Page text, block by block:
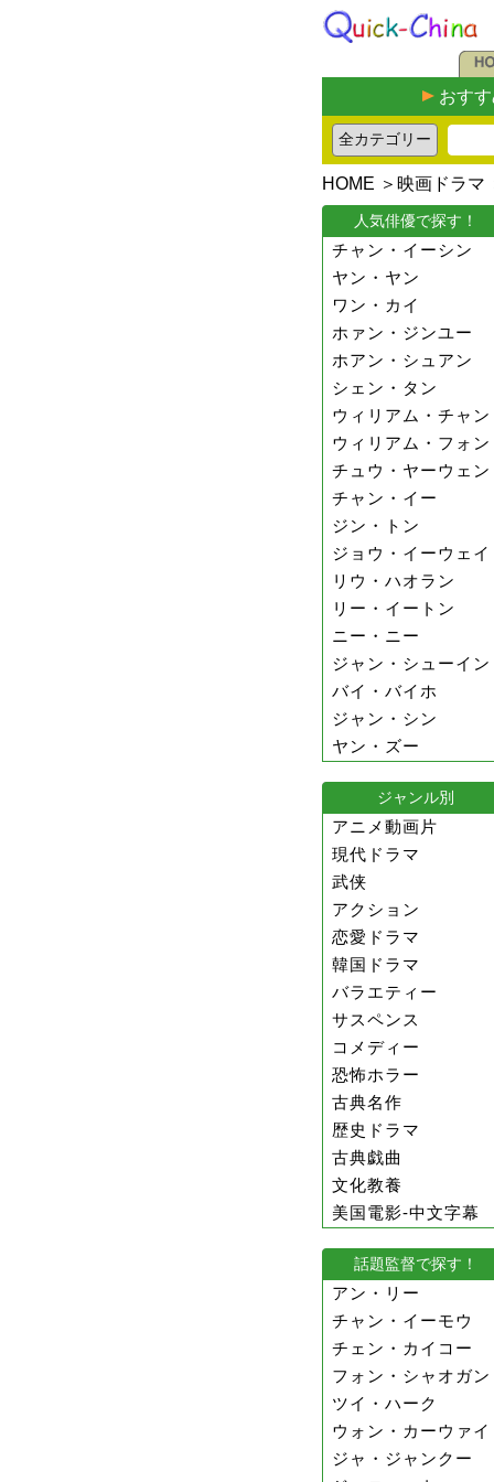
おす
HOME ＞ 映画ドラマ
人気俳優で探す！
チャン・イーシン
ヤン・ヤン
ワン・カイ
ホァン・ジンユー
ホアン・シュアン
シェン・タン
ウィリアム・チャン
ウィリアム・フォン
チュウ・ヤーウェン
チャン・イー
ジン・トン
ジョウ・イーウェイ
リウ・ハオラン
リー・イートン
ニー・ニー
ジャン・シューイン
バイ・バイホ
ジャン・シン
ヤン・ズー
ジャンル別
アニメ動画片
現代ドラマ
武侠
アクション
恋愛ドラマ
韓国ドラマ
バラエティー
サスペンス
コメディー
恐怖ホラー
古典名作
歴史ドラマ
古典戯曲
文化教養
美国電影-中文字幕
話題監督で探す！
アン・リー
チャン・イーモウ
チェン・カイコー
フォン・シャオガン
ツイ・ハーク
ウォン・カーウァイ
ジャ・ジャンクー